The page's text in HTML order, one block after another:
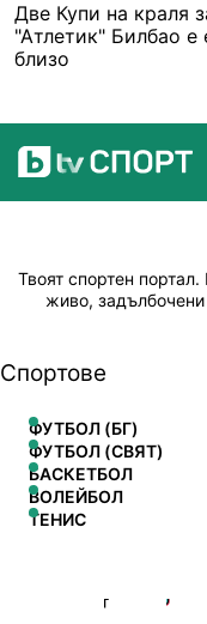
Две Купи на краля
"Атлетик" Билбао е
близо
Твоят спортен
живо, задълбочени
Спортове
ФУТБОЛ (БГ)
ФУТБОЛ (СВЯТ)
БАСКЕТБОЛ
ВОЛЕЙБОЛ
ТЕНИС